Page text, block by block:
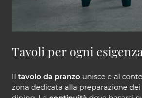
Tavoli per ogni esigenza
Il tavolo da pranzo unisce e al
zona dedicata alla preparazione dei